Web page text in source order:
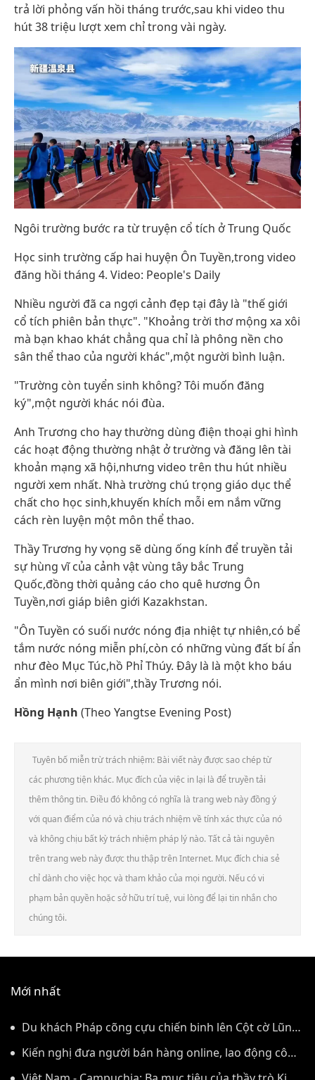
trả lời phỏng vấn hồi tháng trước,sau khi video thu
hút 38 triệu lượt xem chỉ trong vài ngày.
Ngôi trường bước ra từ truyện cổ tích ở Trung Quốc
Học sinh trường cấp hai huyện Ôn Tuyền,trong video
đăng hồi tháng 4. Video: People's Daily
Nhiều người đã ca ngợi cảnh đẹp tại đây là "thế giới
cổ tích phiên bản thực". "Khoảng trời thơ mộng xa xôi
mà bạn khao khát chẳng qua chỉ là phông nền cho
sân thể thao của người khác",một người bình luận.
"Trường còn tuyển sinh không? Tôi muốn đăng
ký",một người khác nói đùa.
Anh Trương cho hay thường dùng điện thoại ghi hình
các hoạt động thường nhật ở trường và đăng lên tài
khoản mạng xã hội,nhưng video trên thu hút nhiều
người xem nhất. Nhà trường chú trọng giáo dục thể
chất cho học sinh,khuyến khích mỗi em nắm vững
cách rèn luyện một môn thể thao.
Thầy Trương hy vọng sẽ dùng ống kính để truyền tải
sự hùng vĩ của cảnh vật vùng tây bắc Trung
Quốc,đồng thời quảng cáo cho quê hương Ôn
Tuyền,nơi giáp biên giới Kazakhstan.
"Ôn Tuyền có suối nước nóng địa nhiệt tự nhiên,có bể
tắm nước nóng miễn phí,còn có những vùng đất bí ẩn
như đèo Mục Túc,hồ Phỉ Thúy. Đây là là một kho báu
ẩn mình nơi biên giới",thầy Trương nói.
Hồng Hạnh (Theo Yangtse Evening Post)
Tuyên bố miễn trừ trách nhiệm: Bài viết này được sao chép từ
các phương tiện khác. Mục đích của việc in lại là để truyền tải
thêm thông tin. Điều đó không có nghĩa là trang web này đồng ý
với quan điểm của nó và chịu trách nhiệm về tính xác thực của nó
và không chịu bất kỳ trách nhiệm pháp lý nào. Tất cả tài nguyên
trên trang web này được thu thập trên Internet. Mục đích chia sẻ
chỉ dành cho việc học và tham khảo của mọi người. Nếu có vi
phạm bản quyền hoặc sở hữu trí tuệ, vui lòng để lại tin nhắn cho
chúng tôi.
Mới nhất
Du khách Pháp cõng cựu chiến binh lên Cột cờ Lũng
CúKiến nghị đưa người bán hàng online, lao động công